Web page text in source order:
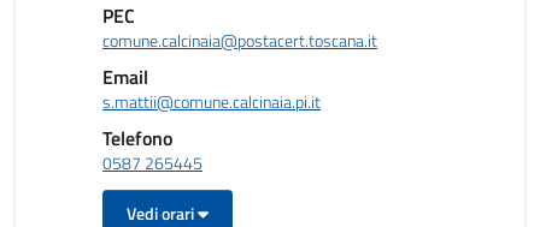
PEC
comune.calcinaia@postacert.toscana.it
Email
s.mattii@comune.calcinaia.pi.it
Telefono
0587 265445
Vedi orari